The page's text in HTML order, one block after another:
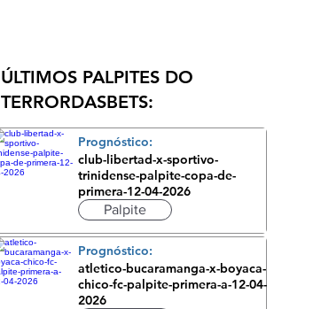
ÚLTIMOS PALPITES DO
TERRORDASBETS:
Prognóstico:
club-libertad-x-sportivo-
trinidense-palpite-copa-de-
primera-12-04-2026
Palpite
Prognóstico:
atletico-bucaramanga-x-boyaca-
chico-fc-palpite-primera-a-12-04-
2026